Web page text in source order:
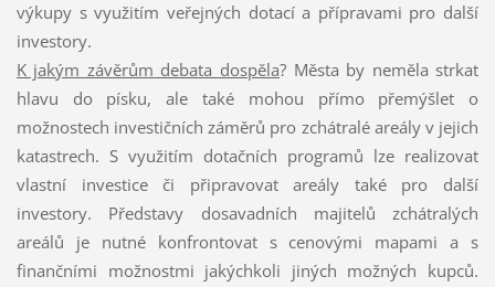
výkupy s využitím veřejných dotací a přípravami pro další
investory.
K jakým závěrům debata dospěla? Města by neměla strkat
hlavu do písku, ale také mohou přímo přemýšlet o
možnostech investičních záměrů pro zchátralé areály v jejich
katastrech. S využitím dotačních programů lze realizovat
vlastní investice či připravovat areály také pro další
investory. Představy dosavadních majitelů zchátralých
areálů je nutné konfrontovat s cenovými mapami a s
finančními možnostmi jakýchkoli jiných možných kupců.